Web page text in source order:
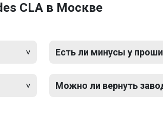
CLA в Москве
Есть ли минусы у
Можно ли вернуть